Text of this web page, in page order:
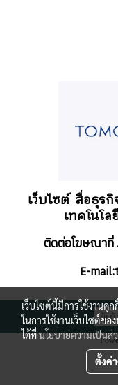
เว็บไซต์ สื่อธุร
เทคโนโ
ติดต่อโฆษณาที่
E-
ผู้เ
เว็บไซต์นี้มีการใช้งาน
ในการใช้งานเว็บไซต์ข
ได้ที่นโยบายความเป็นส่
ตั้งค่